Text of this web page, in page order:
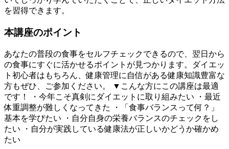
を習得できます。
本講座のポイント
あなたの普段の食事をセルフチェックできるので、翌日から
の食事にすぐに活かせるポイントが見つかります。ダイエッ
ト初心者はもちろん、健康管理に自信がある健康知識豊富な
方もぜひ、ご参加ください。 ▼こんな方にこの講座は最適
です！ ・今年こそ真剣にダイエットに取り組みたい ・最近
体重調整が難しくなってきた ・「食事バランスって何？」
基本を学びたい ・自分自身の栄養バランスのチェックをし
たい ・自分が実践している健康法が正しいかどうか確かめ
たい